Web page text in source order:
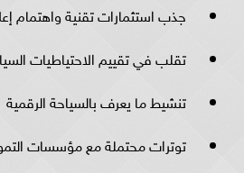
جذب استثمارات تقنية واهتمام
تقلب في تقييم الاحتياطيات
تنشيط ما يعرف بالسياحة الرقمية
توترات محتملة مع مؤسسات